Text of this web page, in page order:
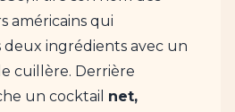
américains qui
deux ingrédients avec un
cuillère. Derrière
un cocktail net,